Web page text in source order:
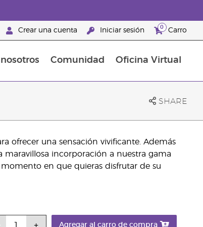
Crear una cuenta Iniciar sesión 0 Carro
Comunidad Oficina Virtual
SHARE
ofrecer una sensación vivificante. Además
incorporación a nuestra gama
en que quieras disfrutar de su
Agregar al carro de compra